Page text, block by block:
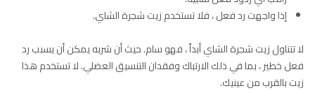
إذا واجهت رد فعل ، فلا تستخدم زيت شجرة الشاي.
لا تتناول زيت شجرة الشاي أبداً ، فهو سام. حيث أن شربه يمكن أن يسبب رد
فعل خطير ، بما في ذلك الارتباك وفقدان التنسيق العضلي. لا تستخدم هذا
زيت بالقرب من عينيك.